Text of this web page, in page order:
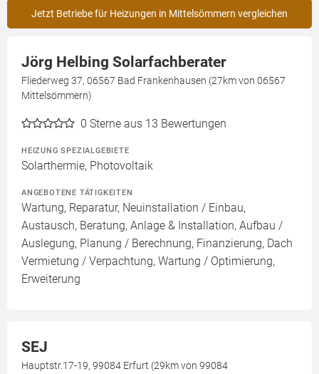
Jetzt Betriebe für Heizungen in Mittelsömmern vergleichen
Jörg Helbing Solarfachberater
Fliederweg 37, 06567 Bad Frankenhausen (27km von 06567
Mittelsömmern)
0 Sterne aus 13 Bewertungen
HEIZUNG SPEZIALGEBIETE
Solarthermie, Photovoltaik
ANGEBOTENE TÄTIGKEITEN
Wartung, Reparatur, Neuinstallation / Einbau,
Austausch, Beratung, Anlage & Installation, Aufbau /
Auslegung, Planung / Berechnung, Finanzierung, Dach
Vermietung / Verpachtung, Wartung / Optimierung,
Erweiterung
SEJ
Hauptstr.17-19, 99084 Erfurt (29km von 99084